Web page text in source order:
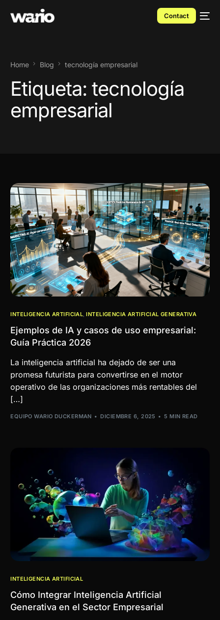
Contact
Home Blog tecnología empresarial
Etiqueta:tecnología
empresarial
INTELIGENCIA ARTIFICIAL,INTELIGENCIA ARTIFICIAL GENERATIVA
Ejemplos de IA y casos de uso empresarial:
Guía Práctica 2026
La inteligencia artificial ha dejado de ser una
promesa futurista para convertirse en el motor
operativo de las organizaciones más rentables del
[…]
EQUIPO WARIO DUCKERMAN DICIEMBRE 6, 2025 5 MIN READ
INTELIGENCIA ARTIFICIAL
Cómo Integrar Inteligencia Artificial
Generativa en el Sector Empresarial